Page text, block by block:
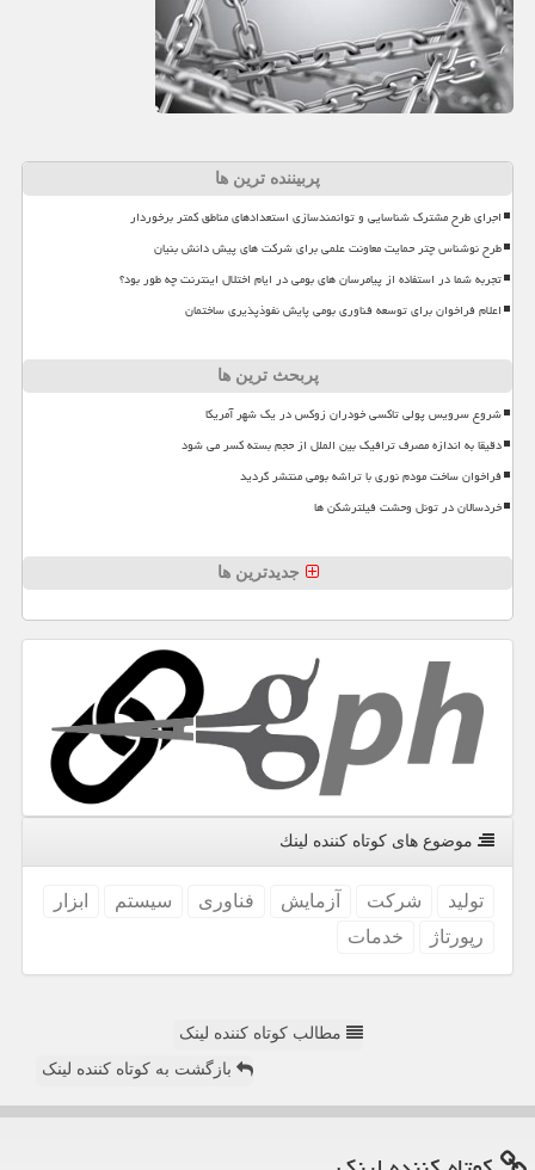
پربیننده ترین ها
اجرای طرح مشترک شناسایی و توانمندسازی استعدادهای مناطق کمتر برخوردار
طرح نوشناس چتر حمایت معاونت علمی برای شرکت های پیش دانش بنیان
تجربه شما در استفاده از پیامرسان های بومی در ایام اختلال اینترنت چه طور بود؟
اعلام فراخوان برای توسعه فناوری بومی پایش نفوذپذیری ساختمان
پربحث ترین ها
شروع سرویس پولی تاکسی خودران زوکس در یک شهر آمریکا
دقیقا به اندازه مصرف ترافیک بین الملل از حجم بسته کسر می شود
فراخوان ساخت مودم نوری با تراشه بومی منتشر گردید
خردسالان در تونل وحشت فیلترشکن ها
جدیدترین ها
موضوع های كوتاه كننده لینك
تولید شركت آزمایش فناوری سیستم
ابزار
رپورتاژ
خدمات
مطالب کوتاه کننده لینک
بازگشت به کوتاه کننده لینک